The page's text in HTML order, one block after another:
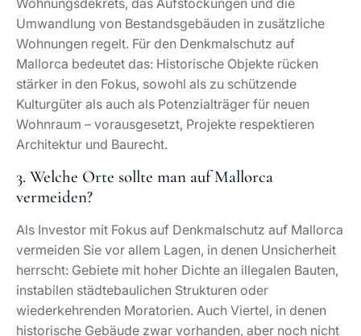
3. Welche Orte sollte man auf Mallorca
vermeiden?
Als Investor mit Fokus auf Denkmalschutz auf Mallorca
vermeiden Sie vor allem Lagen, in denen Unsicherheit
herrscht: Gebiete mit hoher Dichte an illegalen Bauten,
instabilen städtebaulichen Strukturen oder
historische Gebäude zwar vorhanden, aber noch nicht
katalogisiert sind, erfordern eine besonders genaue
Prüfung, da nachträgliche Schutzentscheidungen den
Spielraum für Umbauten einschränken. Erfahrene
Makler empfehlen daher gefestigte Lagen wie Palma,
den Südwesten oder etablierte Dorfkerne, in denen
Planungsrecht, Baurecht und Denkmalschutz
transparent geregelt sind.